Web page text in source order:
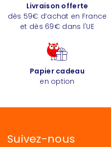
Livraison offerte
dès 59€ d’achat en France
et dès 69€ dans l'UE
Papier cadeau
en option
Suivez-nous